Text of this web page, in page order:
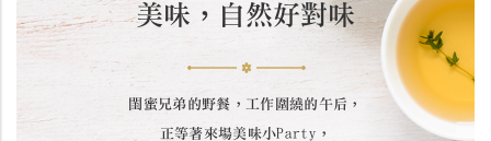
美味，自然好對味
閨蜜兄弟的野餐，工作圍繞的午后，
正等著來場美味小Party，